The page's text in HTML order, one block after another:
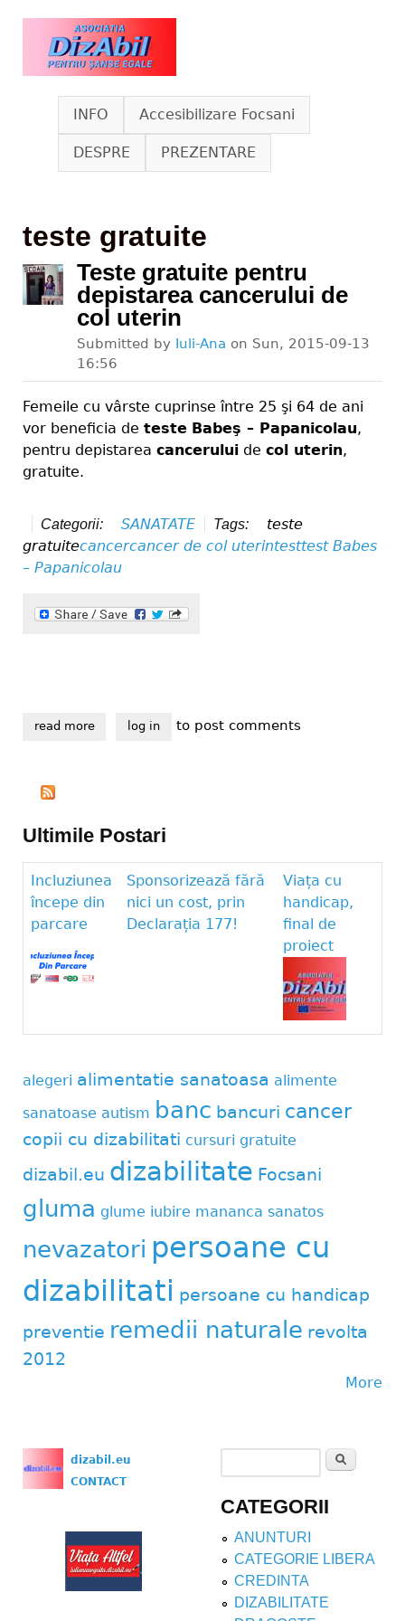
Skip to main content
www.dizabil.eu
INFO Accesibilizare Focsani
DESPRE PREZENTARE
teste gratuite
Teste gratuite pentru
depistarea cancerului de
col uterin
Submitted by Iuli-Ana on Sun, 2015-09-13
16:56
Femeile cu vârste cuprinse între 25 şi 64 de ani
vor beneficia de teste Babeş – Papanicolau,
pentru depistarea cancerului de col uterin,
gratuite.
Categorii: SANATATE Tags:
teste
gratuitecancercancer de col uterintesttest Babes
– Papanicolau
read moreabout teste gratuite pentru depistarea cancerului de
log in to post comments
Ultimile Postari
Incluziunea
începe din
parcare
Sponsorizează fără
nici un cost, prin
Declarația 177!
Viața cu
handicap,
final de
proiect
alegeri alimentatie sanatoasa alimente
sanatoase autism banc bancuri cancer
copii cu dizabilitati cursuri gratuite
dizabil.eu dizabilitate Focsani
gluma glume iubire mananca sanatos
nevazatori persoane cu
dizabilitati persoane cu handicap
preventie remedii naturale revolta
2012
More
dizabil.eu
CONTACT
Search form
CATEGORII
ANUNTURI
CATEGORIE LIBERA
CREDINTA
DIZABILITATE